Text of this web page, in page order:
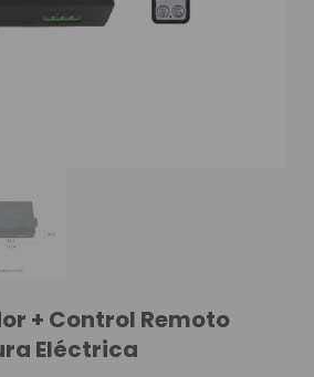
+ Control Remoto
Eléctrica